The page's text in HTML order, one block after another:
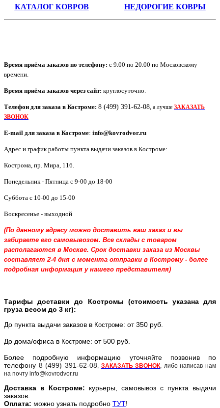
КАТАЛОГ КОВРОВ НЕДОРОГИЕ КОВРЫ
Время приёма заказов по телефону: с 9.00 по 20.00 по Московскому
времени.
Время приёма заказов через сайт: круглосуточно.
Телефон для заказа в Костроме: 8 (499) 391-62-08, а лучше ЗАКАЗАТЬ
ЗВОНОК
E-mail для заказа в Костроме: info@kovrodvor.ru
Адрес и график работы пункта выдачи заказов в Костроме:
Кострома пр. Мира, 116
Понедельник - Пятница с 9-00 до 18-00
Суббота с 10-00 до 15-00
Воскресенье - выходной
(По данному адресу можно доставить ваш заказ и вы
забираете его самовывозом. Все склады с товаром
располагаются в Москве. Срок доставки заказа из Москвы
составляет 2-4 дня с момента отправки в Кострому - более
подробная информация у нашего представителя)
Тарифы доставки до Костромы (стоимость указана для
груза весом до 3 кг):
До пункта выдачи заказов в Костроме: от 350 руб.
До дома/офиса в Костроме: от 500 руб.
Более подробную информацию уточняйте позвонив по
телефону 8 (499) 391-62-08, ЗАКАЗАТЬ ЗВОНОК, либо написав нам
на почту info@kovrodvor.ru
Доставка в Костроме: курьеры, самовывоз с пункта выдачи
заказов.
Оплата: можно узнать подробно ТУТ!